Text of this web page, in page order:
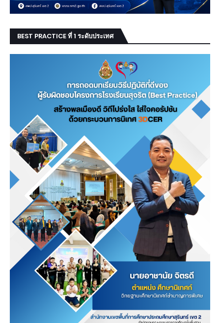
BEST PRACTICE ที่ 1 ระดับประเทศ